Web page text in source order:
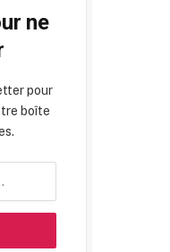
ne
pour
boîte